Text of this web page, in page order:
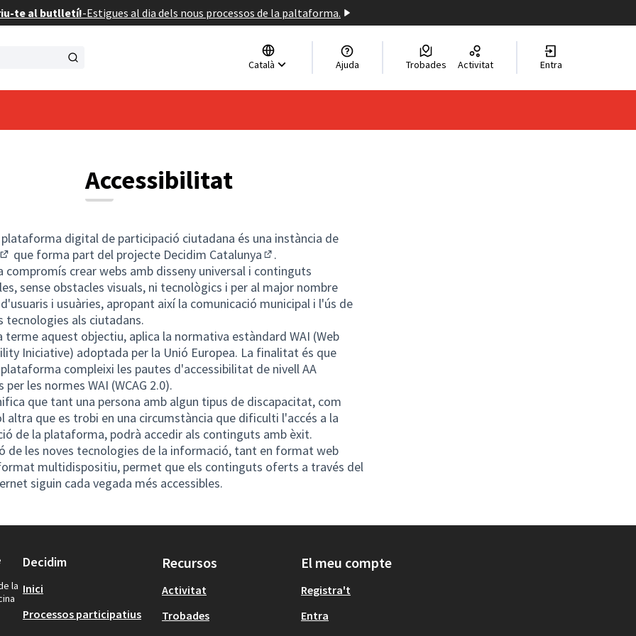
te al butlletí!-Estigues al dia dels nous processos de la paltaforma.
Català
Triar la llengua
Elegir el idioma
Ajuda Trobades Activitat Entra
Accessibilitat
digital de participació ciutadana és una instància de
extern)
que forma part del projecte Decidim Catalunya
(Enllaç extern)
.
compromís crear webs amb disseny universal i continguts
sense obstacles visuals, ni tecnològics i per al major nombre
i usuàries, apropant així la comunicació municipal i l'ús de
tecnologies als ciutadans.
terme aquest objectiu, aplica la normativa estàndard WAI (Web
Iniciative) adoptada per la Unió Europea. La finalitat és que
compleixi les pautes d'accessibilitat de nivell AA
les normes WAI (WCAG 2.0).
que tant una persona amb algun tipus de discapacitat, com
altra que es trobi en una circumstància que dificulti l'accés a la
de la plataforma, podrà accedir als continguts amb èxit.
de les noves tecnologies de la informació, tant en format web
multidispositiu, permet que els continguts oferts a través del
siguin cada vegada més accessibles.
la
Decidim
Inici
Processos participatius
Recursos
Activitat
Trobades
El meu compte
Registra't
Entra